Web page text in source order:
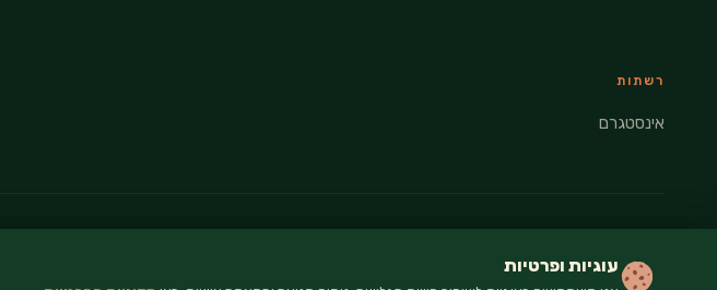
רשתות
אינסטגרם
עוגיות ופרטיות